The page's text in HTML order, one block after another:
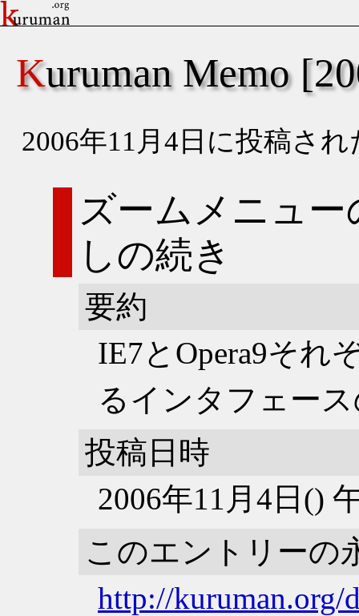
Kuruman Memo
2006年11月4日に投稿さ
ズームメニュ
しの続き
要約
IE7とOpera9それ
るインタフェー
投稿日時
2006年11月4日()
このエントリーの
http://kuruman.org/